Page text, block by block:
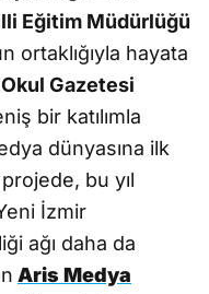
Eğitim Müdürlüğü
ortaklığıyla hayata
Okul Gazetesi
bir katılımla
dünyasına ilk
projede, bu yıl
İzmir
ağı daha da
Aris Medya